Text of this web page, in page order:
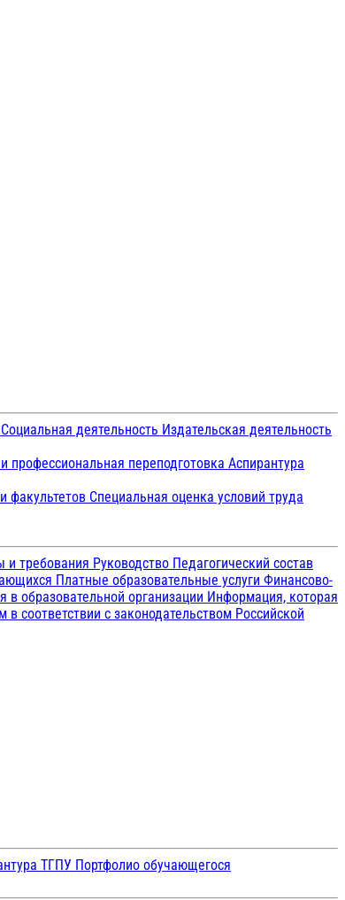
Социальная деятельность Издательская деятельность
переподготовка Аспирантура
факультетов Специальная оценка условий труда
и требования Руководство Педагогический состав
Платные образовательные услуги Финансово-
в образовательной организации Информация, которая
соответствии с законодательством Российской
ТГПУ Портфолио обучающегося